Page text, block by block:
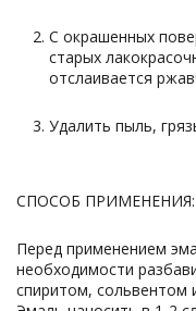
С окрашенных
старых
отслаивается
Удалить пыль,
СПОСОБ ПРИМЕНЕНИЯ:
Перед применением
необходимости
спиритом, сольвентом